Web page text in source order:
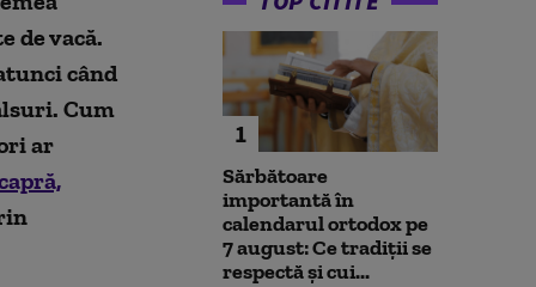
de vacă.
când
Cum
ar
1
Sărbătoare
importantă în
calendarul ortodox pe
7 august: Ce tradiții se
respectă și cui...